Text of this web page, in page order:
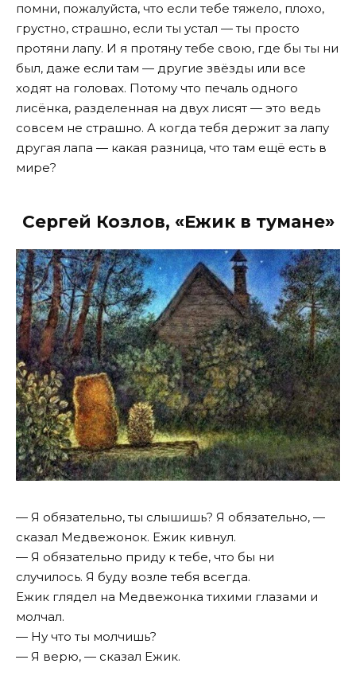
помни, пожалуйста, что если тебе тяжело, плохо,
грустно, страшно, если ты устал — ты просто
протяни лапу. И я протяну тебе свою, где бы ты ни
был, даже если там — другие звёзды или все
ходят на головах. Потому что печаль одного
лисёнка, разделенная на двух лисят — это ведь
совсем не страшно. А когда тебя держит за лапу
другая лапа — какая разница, что там ещё есть в
мире?
Сергей Козлов, «Ежик в тумане»
— Я обязательно, ты слышишь? Я обязательно, —
сказал Медвежонок. Ежик кивнул.
— Я обязательно приду к тебе, что бы ни
случилось. Я буду возле тебя всегда.
Ежик глядел на Медвежонка тихими глазами и
молчал.
— Ну что ты молчишь?
— Я верю, — сказал Ежик.